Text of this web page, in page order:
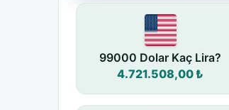
99000 Dolar Kaç Lira?
4.721.508,00 ₺